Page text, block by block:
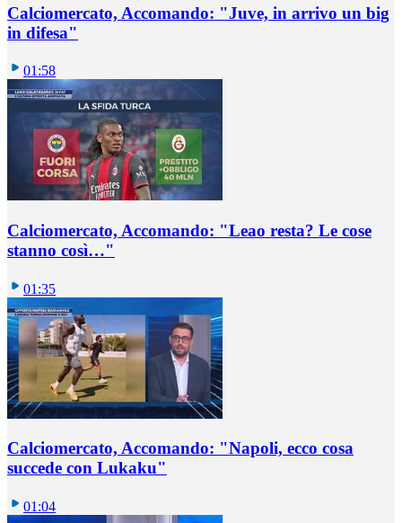
Calciomercato, Accomando: "Juve, in arrivo un big
in difesa"
01:58
Calciomercato, Accomando: "Leao resta? Le cose
stanno così…"
01:35
Calciomercato, Accomando: "Napoli, ecco cosa
succede con Lukaku"
01:04